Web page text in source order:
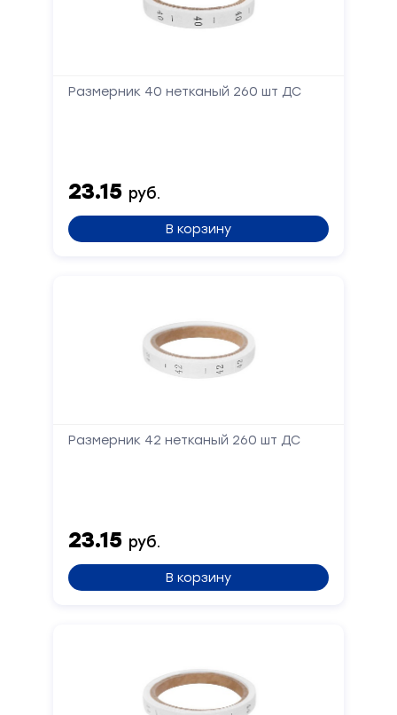
Размерник 40 нетканый 260 шт ДС
23.15 руб.
В корзину
Размерник 42 нетканый 260 шт ДС
23.15 руб.
В корзину